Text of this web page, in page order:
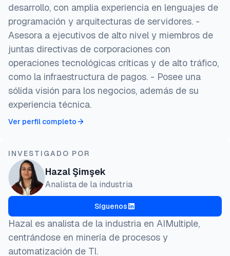
desarrollo, con amplia experiencia en lenguajes de
programación y arquitecturas de servidores. -
Asesora a ejecutivos de alto nivel y miembros de
juntas directivas de corporaciones con
operaciones tecnológicas críticas y de alto tráfico,
como la infraestructura de pagos. - Posee una
sólida visión para los negocios, además de su
experiencia técnica.
Ver perfil completo
INVESTIGADO POR
Hazal Şimşek
Analista de la industria
Síguenos
Hazal es analista de la industria en AIMultiple,
centrándose en minería de procesos y
automatización de TI.